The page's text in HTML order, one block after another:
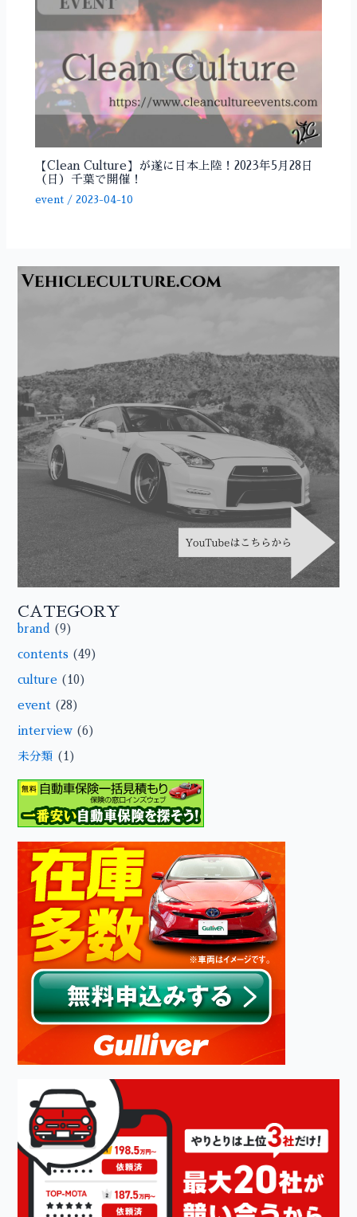
【Clean Culture】が遂に日本上陸！2023年5月28日
（日）千葉で開催！
event /2023-04-10
CATEGORY
brand (9)
contents (49)
culture (10)
event (28)
interview (6)
未分類 (1)